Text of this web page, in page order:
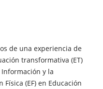
de una experiencia de
transformativa (ET)
y la
Física (EF) en Educación